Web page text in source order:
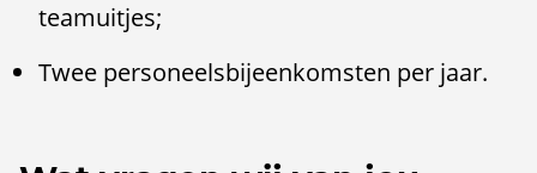
teamuitjes;
Twee personeelsbijeenkomsten per jaar.